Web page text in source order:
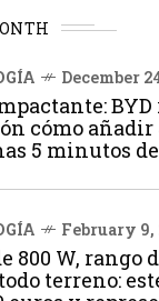
December
cómo añadir
5 minutos
February 9,
800 W, rango
terreno: